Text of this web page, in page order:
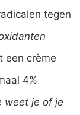
tegen
een crème
4%
weet je of je